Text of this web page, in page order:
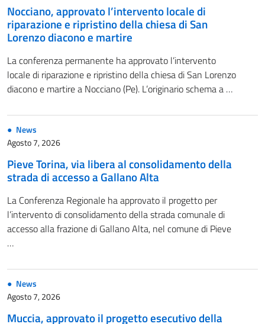
Nocciano, approvato l’intervento locale di
riparazione e ripristino della chiesa di San
Lorenzo diacono e martire
La conferenza permanente ha approvato l’intervento
locale di riparazione e ripristino della chiesa di San Lorenzo
diacono e martire a Nocciano (Pe). L’originario schema a …
News
Agosto 7, 2026
Pieve Torina, via libera al consolidamento della
strada di accesso a Gallano Alta
La Conferenza Regionale ha approvato il progetto per
l’intervento di consolidamento della strada comunale di
accesso alla frazione di Gallano Alta, nel comune di Pieve
…
News
Agosto 7, 2026
Muccia, approvato il progetto esecutivo della